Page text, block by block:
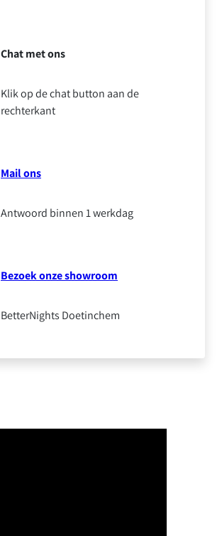
Chat met ons
Klik op de chat button aan de
rechterkant
Mail ons
Antwoord binnen 1 werkdag
Bezoek onze showroom
BetterNights Doetinchem